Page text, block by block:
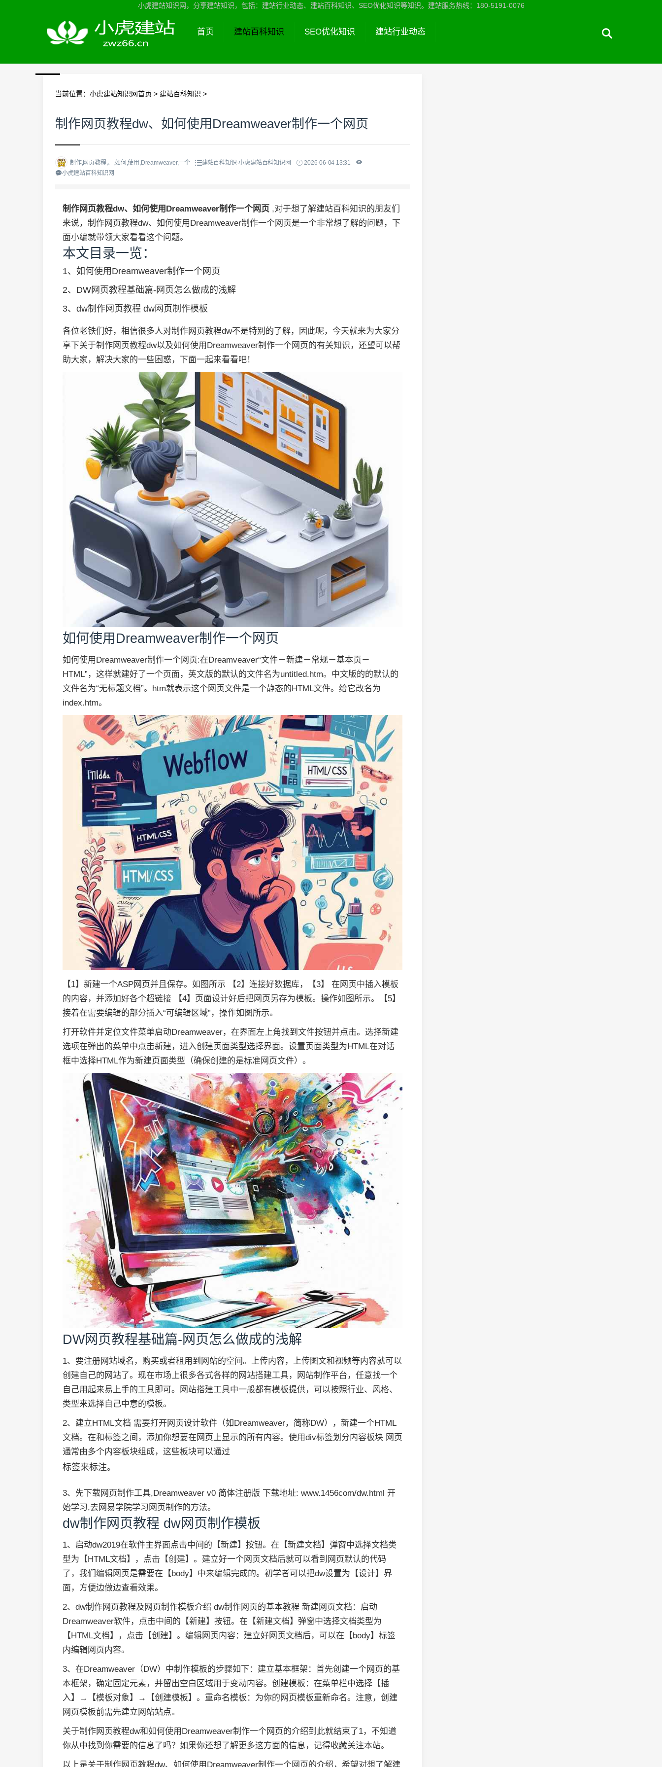
小虎建站知识网，分享建站知识，包括：建站行业动态、建站百科知识、SEO优化知识等知识。建站服务热线：180-5191-0076
首页 建站百科知识 SEO优化知识 建站行业动态
当前位置： 小虎建站知识网首页 > 建站百科知识 >
制作网页教程dw、如何使用Dreamweaver制作一个网页
制作,网页教程,、,如何,使用,Dreamweaver,一个 建站百科知识-小虎建站百科知识网
2026-06-04 13:31
小虎建站百科知识网
制作网页教程dw、如何使用Dreamweaver制作一个网页 ,对于想了解建站百科知识的朋友们
来说，制作网页教程dw、如何使用Dreamweaver制作一个网页是一个非常想了解的问题，下
面小编就带领大家看看这个问题。
本文目录一览：
1、 如何使用Dreamweaver制作一个网页
2、 DW网页教程基础篇-网页怎么做成的浅解
3、 dw制作网页教程 dw网页制作模板
各位老铁们好，相信很多人对制作网页教程dw不是特别的了解，因此呢，今天就来为大家分
享下关于制作网页教程dw以及如何使用Dreamweaver制作一个网页的有关知识，还望可以帮
助大家，解决大家的一些困惑，下面一起来看看吧！
如何使用Dreamweaver制作一个网页
如何使用Dreamweaver制作一个网页:在Dreamveaver“文件－新建－常规－基本页－
HTML”，这样就建好了一个页面，英文版的默认的文件名为untitled.htm。中文版的的默认的
文件名为“无标题文档”。htm就表示这个网页文件是一个静态的HTML文件。给它改名为
index.htm。
【1】新建一个ASP网页并且保存。如图所示 【2】连接好数据库，【3】 在网页中插入模板
的内容，并添加好各个超链接 【4】页面设计好后把网页另存为模板。操作如图所示。【5】
接着在需要编辑的部分插入“可编辑区域”，操作如图所示。
打开软件并定位文件菜单启动Dreamweaver，在界面左上角找到文件按钮并点击。选择新建
选项在弹出的菜单中点击新建，进入创建页面类型选择界面。设置页面类型为HTML在对话
框中选择HTML作为新建页面类型（确保创建的是标准网页文件）。
DW网页教程基础篇-网页怎么做成的浅解
1、要注册网站域名，购买或者租用到网站的空间。上传内容，上传图文和视频等内容就可以
创建自己的网站了。现在市场上很多各式各样的网站搭建工具，网站制作平台，任意找一个
自己用起来易上手的工具即可。网站搭建工具中一般都有模板提供，可以按照行业、风格、
类型来选择自己中意的模板。
2、建立HTML文档 需要打开网页设计软件（如Dreamweaver，简称DW），新建一个HTML
文档。在和标签之间，添加你想要在网页上显示的所有内容。使用div标签划分内容板块 网页
通常由多个内容板块组成，这些板块可以通过
标签来标注。
3、先下载网页制作工具,Dreamweaver v0 简体注册版 下载地址: www.1456com/dw.html 开
始学习,去网易学院学习网页制作的方法。
dw制作网页教程 dw网页制作模板
1、启动dw2019在软件主界面点击中间的【新建】按钮。在【新建文档】弹窗中选择文档类
型为【HTML文档】，点击【创建】。建立好一个网页文档后就可以看到网页默认的代码
了，我们编辑网页是需要在【body】中来编辑完成的。初学者可以把dw设置为【设计】界
面，方便边做边查看效果。
2、dw制作网页教程及网页制作模板介绍 dw制作网页的基本教程 新建网页文档：启动
Dreamweaver软件，点击中间的【新建】按钮。在【新建文档】弹窗中选择文档类型为
【HTML文档】，点击【创建】。编辑网页内容：建立好网页文档后，可以在【body】标签
内编辑网页内容。
3、在Dreamweaver（DW）中制作模板的步骤如下：建立基本框架：首先创建一个网页的基
本框架，确定固定元素，并留出空白区域用于变动内容。创建模板：在菜单栏中选择【插
入】→【模板对象】→【创建模板】。重命名模板：为你的网页模板重新命名。注意，创建
网页模板前需先建立网站站点。
关于制作网页教程dw和如何使用Dreamweaver制作一个网页的介绍到此就结束了1，不知道
你从中找到你需要的信息了吗？如果你还想了解更多这方面的信息，记得收藏关注本站。
以上是关于制作网页教程dw、如何使用Dreamweaver制作一个网页的介绍，希望对想了解建